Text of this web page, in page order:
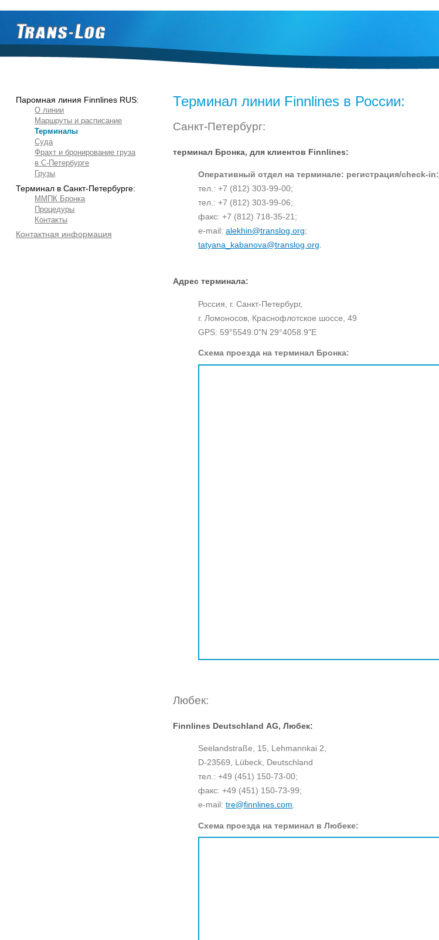
Паромная линия Finnlines RUS:
О линии
Маршруты и расписание
Терминалы
Суда
Фрахт и бронирование груза
в С-Петербурге
Грузы
Терминал в Санкт-Петербурге:
ММПК Бронка
Процедуры
Контакты
Контактная информация
Терминал линии Finnlines в России:
Санкт-Петербург:
терминал Бронка, для клиентов Finnlines:
Оперативный отдел на терминале: регистрация/check-in:
тел.: +7 (812) 303-99-00;
тел.: +7 (812) 303-99-06;
факс: +7 (812) 718-35-21;
e-mail:alekhin@translog.org;
tatyana_kabanova@translog.org
Адрес терминала:
Россия, г. Санкт-Петербург,
г. Ломоносов, Краснофлотское шоссе, 49
GPS: 59°5549.0"N 29°4058.9"E
Схема проезда на терминал Бронка:
Любек:
Finnlines Deutschland AG, Любек:
Seelandstraße, 15, Lehmannkai 2,
D-23569, Lübeck, Deutschland
тел.: +49 (451) 150-73-00;
факс: +49 (451) 150-73-99;
e-mail:tre@finnlines.com.
Схема проезда на терминал в Любеке: